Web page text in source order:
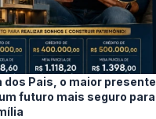
dos Pais, o maior presente
futuro mais seguro para